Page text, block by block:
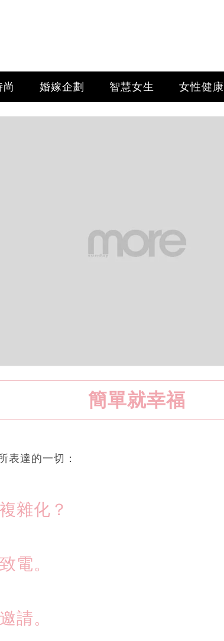
尚 婚嫁企劃 智慧女生 女性健康
簡單就幸福
表達的一切：
雜化？
電。
請。